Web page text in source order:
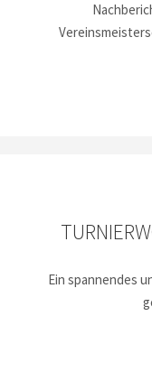
Ein spannendes